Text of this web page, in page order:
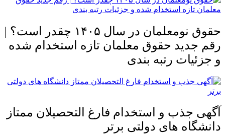
حقوق نومعلمان در سال ۱۴۰۵ چقدر است؟ |
رقم جدید حقوق معلمان تازه استخدام شده
و جزئیات رتبه بندی
آگهی جذب و استخدام فارغ التحصیلان ممتاز
دانشگاه های دولتی برتر